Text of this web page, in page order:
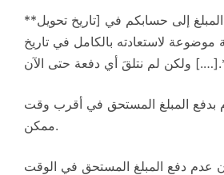
**لقد قمنا بتحويل هذا المبلغ إلى حسابكم في [تاريخ تحويل
لاستعادته بالكامل في تاريخ
الآن.**
بدفع المبلغ المستحق في أقرب وقت
ممكن.
عدم دفع المبلغ المستحق في الوقت